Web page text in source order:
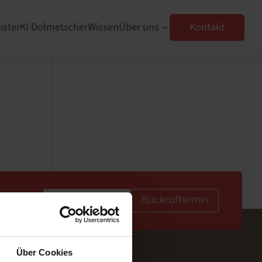
Über Cookies
Kontakt
3
Über uns
Wissen
KI Dolmetscher
Rückruftermin